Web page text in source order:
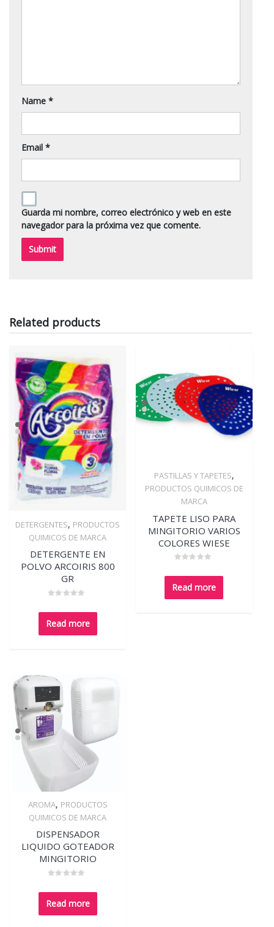
Name *
Email *
Guarda mi nombre, correo electrónico y web en este
navegador para la próxima vez que comente.
Related products
Quick View
DETERGENTES, PRODUCTOS
QUIMICOS DE MARCA
DETERGENTE EN
POLVO ARCOIRIS 800
GR
0
out
of
Read more
Quick View
PASTILLAS Y TAPETES,
PRODUCTOS QUIMICOS DE
MARCA
TAPETE LISO PARA
MINGITORIO VARIOS
COLORES WIESE
0
out
of
Read more
Quick View
AROMA, PRODUCTOS
QUIMICOS DE MARCA
DISPENSADOR
LIQUIDO GOTEADOR
MINGITORIO
0
out
of
Read more